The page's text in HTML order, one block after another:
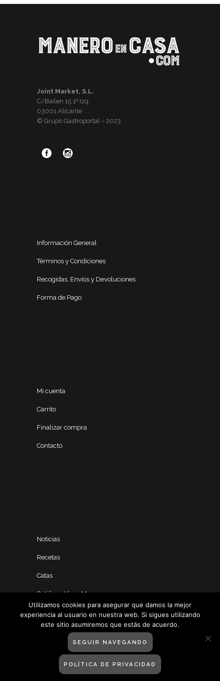
Joint Market, S.L.
C/Bailen 15 1º Izq.
03001 Alicante
© Grupo Gastroportal – 2023
Información General
Términos y Condiciones
Recogidas, Envíos y Devoluciones
Forma de Pago
Mi cuenta
Carrito
Finalizar compra
Contacto
Noticias
Recetas
Catas
Catálogo Vinos Manero
Utilizamos cookies para asegurar que damos la mejor
experiencia al usuario en nuestra web. Si sigues utilizando
este sitio asumiremos que estás de acuerdo.
SEGUIR NAVEGANDO
POLÍTICA DE PRIVACIDAD